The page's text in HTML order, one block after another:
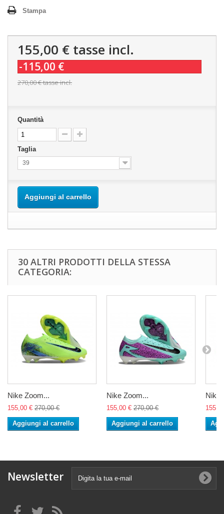
Stampa
155,00 € tasse incl.
-115,00 €
270,00 €tasse incl.
Quantità
Taglia
39
Aggiungi al carrello
30 ALTRI PRODOTTI DELLA STESSA
CATEGORIA:
Nike Zoom...
155,00 € 270,00 €
Aggiungi al carrello
Nike Zoom...
155,00 € 270,00 €
Aggiungi al carrello
Nike
Newsletter